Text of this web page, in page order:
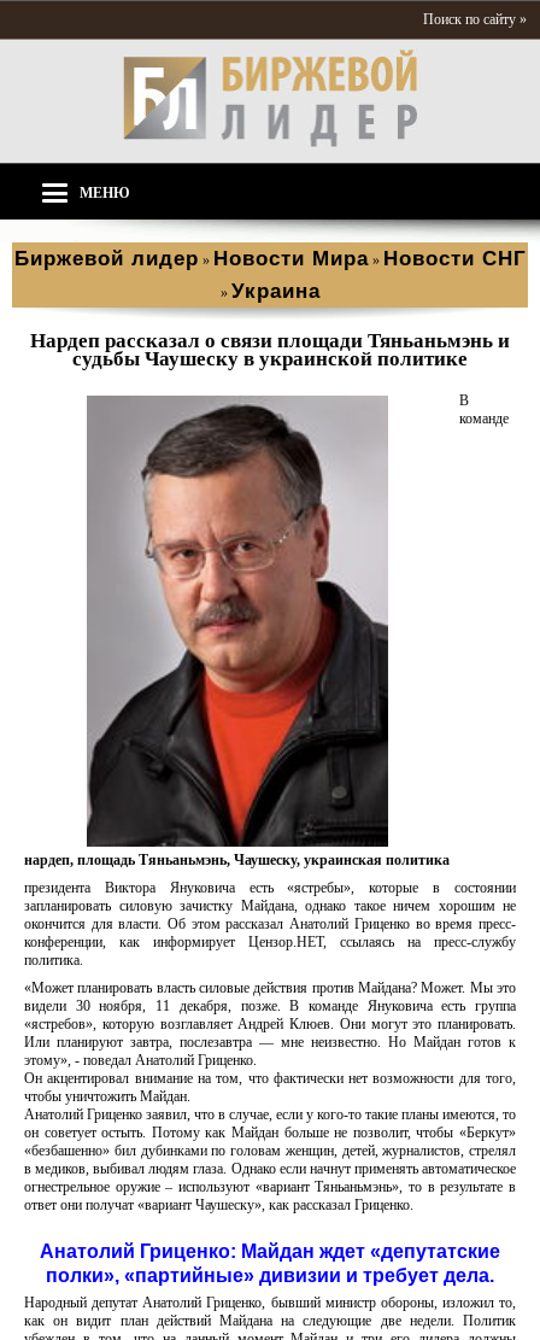
Поиск по сайту »
МЕНЮ
Биржевой лидер » Новости Мира » Новости СНГ
» Украина
Нардеп рассказал о связи площади Тяньаньмэнь и
судьбы Чаушеску в украинской политике
нардеп, площадь Тяньаньмэнь, Чаушеску, украинская политика
В
команде
президента Виктора Януковича есть «ястребы», которые в состоянии
запланировать силовую зачистку Майдана, однако такое ничем хорошим не
окончится для власти. Об этом рассказал Анатолий Гриценко во время пресс-
конференции, как информирует Цензор.НЕТ, ссылаясь на пресс-службу
политика.
«Может планировать власть силовые действия против Майдана? Может. Мы это
видели 30 ноября, 11 декабря, позже. В команде Януковича есть группа
«ястребов», которую возглавляет Андрей Клюев. Они могут это планировать.
Или планируют завтра, послезавтра — мне неизвестно. Но Майдан готов к
этому», - поведал Анатолий Гриценко.
Он акцентировал внимание на том, что фактически нет возможности для того,
чтобы уничтожить Майдан.
Анатолий Гриценко заявил, что в случае, если у кого-то такие планы имеются, то
он советует остыть. Потому как Майдан больше не позволит, чтобы «Беркут»
«безбашенно» бил дубинками по головам женщин, детей, журналистов, стрелял
в медиков, выбивал людям глаза. Однако если начнут применять автоматическое
огнестрельное оружие – используют «вариант Тяньаньмэнь», то в результате в
ответ они получат «вариант Чаушеску», как рассказал Гриценко.
Анатолий Гриценко: Майдан ждет «депутатские
полки», «партийные» дивизии и требует дела.
Народный депутат Анатолий Гриценко, бывший министр обороны, изложил то,
как он видит план действий Майдана на следующие две недели. Политик